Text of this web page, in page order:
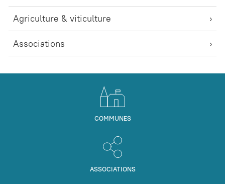
Agriculture & viticulture
Associations
COMMUNES
ASSOCIATIONS